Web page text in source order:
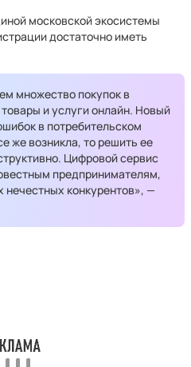
московской экосистемы
достаточно иметь
множество покупок в
и услуги онлайн. Новый
в потребительском
же возникла, то решить ее
Цифровой сервис
предпринимателям,
нечестных конкурентов», —